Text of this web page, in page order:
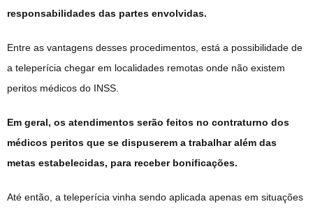
responsabilidades das partes envolvidas.
Entre as vantagens desses procedimentos, está a possibilidade de
a teleperícia chegar em localidades remotas onde não existem
peritos médicos do INSS.
Em geral, os atendimentos serão feitos no contraturno dos
médicos peritos que se dispuserem a trabalhar além das
metas estabelecidas, para receber bonificações.
Até então, a teleperícia vinha sendo aplicada apenas em situações